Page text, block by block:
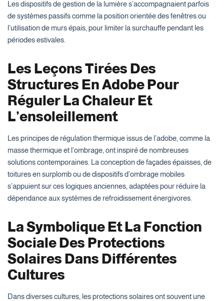
Les dispositifs de gestion de la lumière s’accompagnaient parfois
de systèmes passifs comme la position orientée des fenêtres ou
l’utilisation de murs épais, pour limiter la surchauffe pendant les
périodes estivales.
Les Leçons Tirées Des
Structures En Adobe Pour
Réguler La Chaleur Et
L’ensoleillement
Les principes de régulation thermique issus de l’adobe, comme la
masse thermique et l’ombrage, ont inspiré de nombreuses
solutions contemporaines. La conception de façades épaisses, de
toitures en surplomb ou de dispositifs d’ombrage mobiles
s’appuient sur ces logiques anciennes, adaptées pour réduire la
dépendance aux systèmes de refroidissement énergivores.
La Symbolique Et La Fonction
Sociale Des Protections
Solaires Dans Différentes
Cultures
Dans diverses cultures, les protections solaires ont souvent une